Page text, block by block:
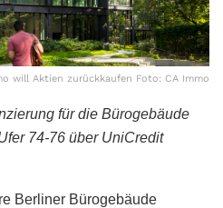
will Aktien zurückkaufen Foto: CA Immo
für die Bürogebäude
74-76 über UniCredit
Berliner Bürogebäude